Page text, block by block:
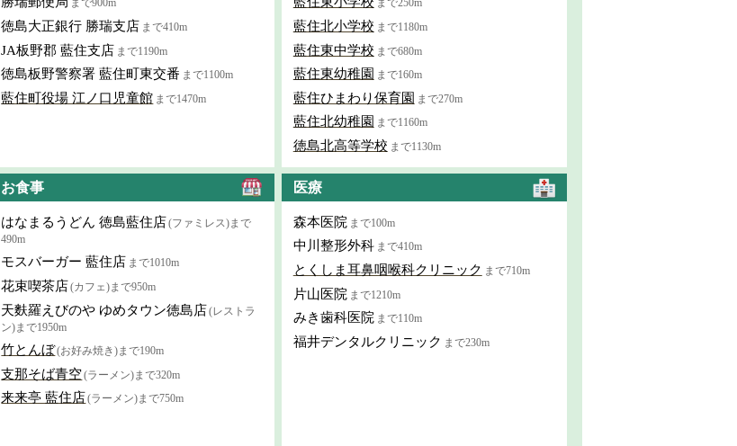
まで900m
徳島大正銀行 勝瑞支店 まで410m
JA板野郡 藍住支店 まで1190m
徳島板野警察署 藍住町東交番 まで1100m
藍住町役場 江ノ口児童館 まで1470m
まで250m
藍住北小学校 まで1180m
藍住東中学校 まで680m
藍住東幼稚園 まで160m
藍住ひまわり保育園 まで270m
藍住北幼稚園 まで1160m
徳島北高等学校 まで1130m
お食事
はなまるうどん 徳島藍住店(ファミレス)まで
490m
モスバーガー 藍住店 まで1010m
花束喫茶店(カフェ)まで950m
天麩羅えびのや ゆめタウン徳島店(レストラ
ン)まで1950m
竹とんぼ(お好み焼き)まで190m
支那そば青空(ラーメン)まで320m
来来亭 藍住店(ラーメン)まで750m
医療
森本医院 まで100m
中川整形外科 まで410m
とくしま耳鼻咽喉科クリニック まで710m
片山医院 まで1210m
みき歯科医院 まで110m
福井デンタルクリニック まで230m